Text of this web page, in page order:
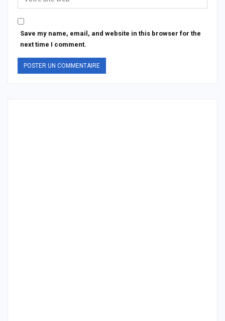
Save my name, email, and website in this browser for the
next time I comment.